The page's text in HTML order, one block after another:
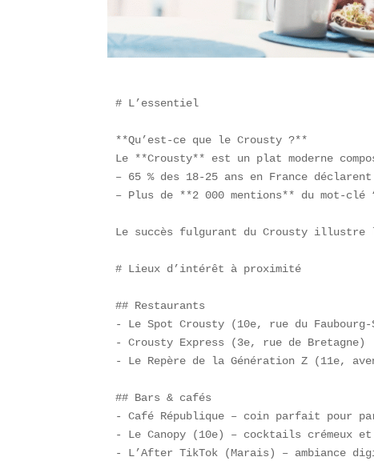
# L’essentiel
**Qu’est-ce que le Crousty ?**
Le **Crousty** est un plat moderne
– 65 % des 18-25 ans en France
– Plus de **2 000 mentions** du mot-
Le succès fulgurant du Crousty illustre
# Lieux d’intérêt à proximité
## Restaurants
- Le Spot Crousty (10e, rue du
- Crousty Express (3e, rue de Bretagne)
- Le Repère de la Génération Z (11e,
## Bars & cafés
- Café République – coin parfait pour
- Le Canopy (10e) – cocktails crémeux
- L’After TikTok (Marais) – ambiance